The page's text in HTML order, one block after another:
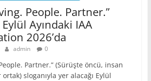
People. Partner.”
Ayındaki IAA
2026’da
admin 0
Partner.” (Sürüşte öncü, insan
sloganıyla yer alacağı Eylül